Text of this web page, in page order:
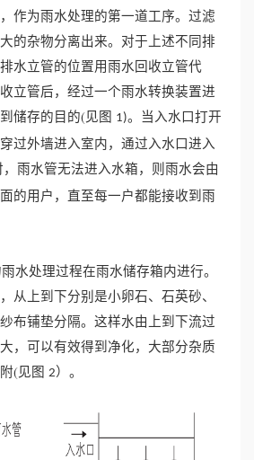
作为雨水处理的第一道工序。过滤
的杂物分离出来。对于上述不同排
水立管的位置用雨水回收立管代
立管后，经过一个雨水转换装置进
储存的目的(见图 1)。当入水口打开
过外墙进入室内，通过入水口进入
雨水管无法进入水箱，则雨水会由
的用户，直至每一户都能接收到雨
水处理过程在雨水储存箱内进行。
从上到下分别是小卵石、石英砂、
布铺垫分隔。这样水由上到下流过
，可以有效得到净化，大部分杂质
(见图 2）。